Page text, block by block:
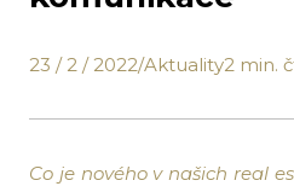
23 / 2 / 2022/Aktuality2 min.
Co je nového v našich real